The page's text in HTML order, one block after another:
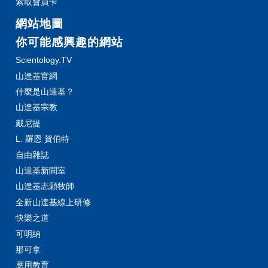
網站地圖
你可能感興趣的網站
Scientology.TV
山達基官網
什麼是山達基？
山達基宗教
戴尼提
L. 羅恩 賀伯特
自由雜誌
山達基新聞室
山達基志願牧師
全新山達基線上研修
快樂之道
可明納
那可拿
應用教育